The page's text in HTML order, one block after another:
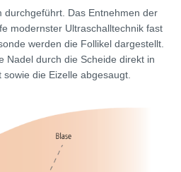
durchgeführt. Das Entnehmen der
modernster Ultraschalltechnik fast
werden die Follikel dargestellt.
Nadel durch die Scheide direkt in
die Eizelle abgesaugt.